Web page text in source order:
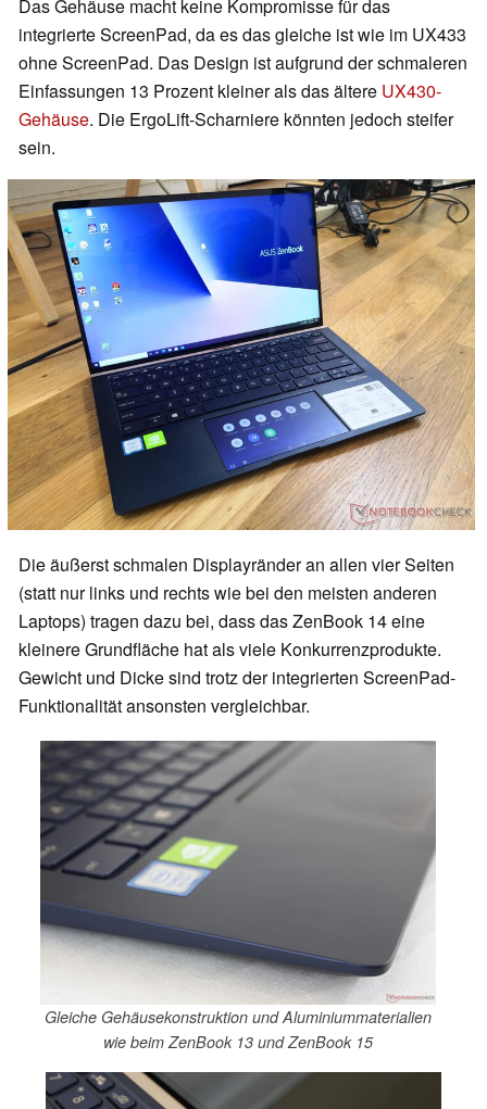
Das Gehäuse macht keine Kompromisse für das
integrierte ScreenPad, da es das gleiche ist wie im UX433
ohne ScreenPad. Das Design ist aufgrund der schmaleren
Einfassungen 13 Prozent kleiner als das ältere UX430-
Gehäuse. Die ErgoLift-Scharniere könnten jedoch steifer
sein.
Die äußerst schmalen Displayränder an allen vier Seiten
(statt nur links und rechts wie bei den meisten anderen
Laptops) tragen dazu bei, dass das ZenBook 14 eine
kleinere Grundfläche hat als viele Konkurrenzprodukte.
Gewicht und Dicke sind trotz der integrierten ScreenPad-
Funktionalität ansonsten vergleichbar.
Gleiche Gehäusekonstruktion und Aluminiummaterialien
wie beim ZenBook 13 und ZenBook 15